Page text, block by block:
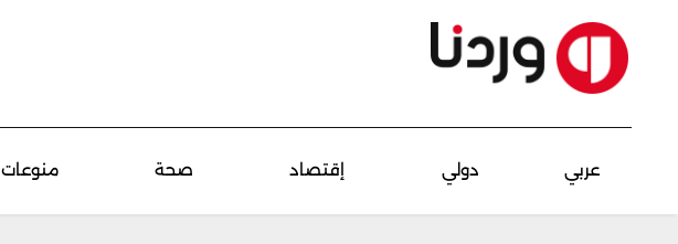
عربي دولي إقتصاد صحة منوعات